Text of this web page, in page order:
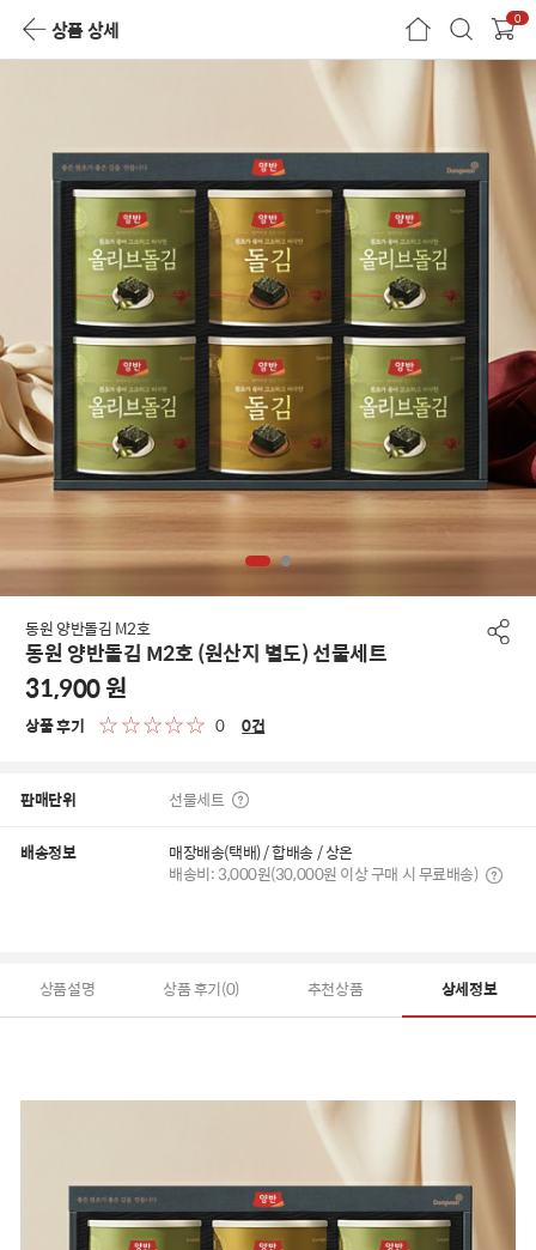
상품 상세 0
동원 양반돌김 M2호
동원 양반돌김 M2호 (원산지 별도) 선물세트
31,900원
상품 후기 0 0건
판매단위 선물세트
배송정보
매장배송(택배) / 합배송 / 상온
배송비: 3,000원(30,000원 이상 구매 시 무료배송)
상품설명 상품 후기(0) 추천상품 상세정보